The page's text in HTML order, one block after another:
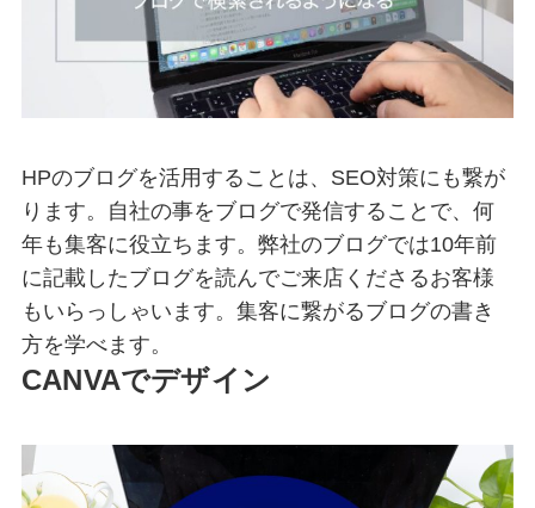
HPのブログを活用することは、SEO対策にも繋が
ります。自社の事をブログで発信することで、何
年も集客に役立ちます。弊社のブログでは10年前
に記載したブログを読んでご来店くださるお客様
もいらっしゃいます。集客に繋がるブログの書き
方を学べます。
CANVAでデザイン